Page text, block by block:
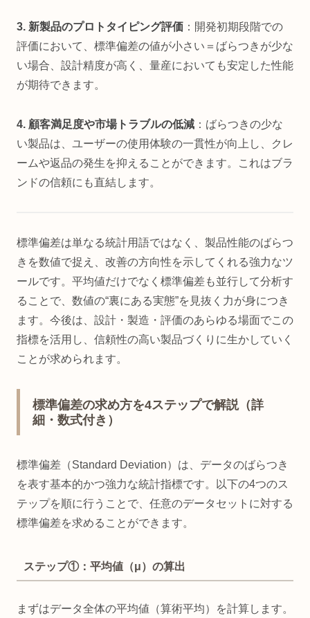
3. 新製品のプロトタイピング評価 ：開発初期段階での
評価において、標準偏差の値が小さい＝ばらつきが少な
い場合、設計精度が高く、量産においても安定した性能
が期待できます。
4. 顧客満足度や市場トラブルの低減 ：ばらつきの少な
い製品は、ユーザーの使用体験の一貫性が向上し、クレ
ームや返品の発生を抑えることができます。これはブラ
ンドの信頼にも直結します。
標準偏差は単なる統計用語ではなく、製品性能のばらつ
きを数値で捉え、改善の方向性を示してくれる強力なツ
ールです。平均値だけでなく標準偏差も並行して分析す
ることで、数値の“裏にある実態”を見抜く力が身につき
ます。今後は、設計・製造・評価のあらゆる場面でこの
指標を活用し、信頼性の高い製品づくりに生かしていく
ことが求められます。
標準偏差の求め方を4ステップで解説（詳
細・数式付き）
標準偏差（Standard Deviation）は、データのばらつき
を表す基本的かつ強力な統計指標です。以下の4つのス
テップを順に行うことで、任意のデータセットに対する
標準偏差を求めることができます。
ステップ①：平均値（μ）の算出
まずはデータ全体の平均値（算術平均）を計算します。